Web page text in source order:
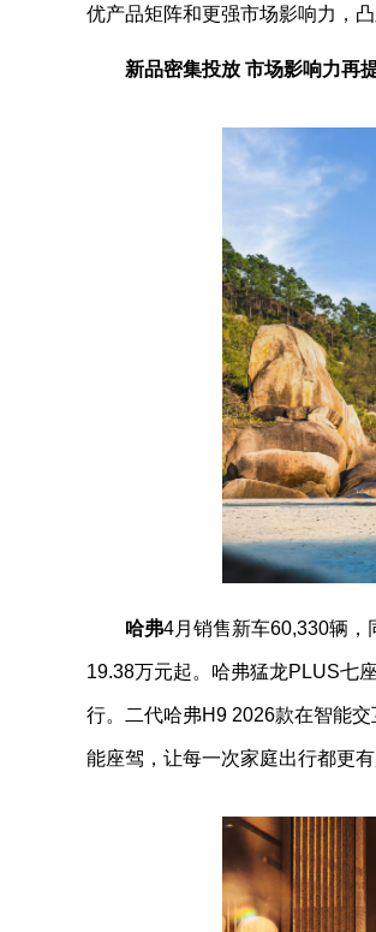
优产品矩阵和更强市场影响力，凸
新品密集投放 市场影响力再
哈弗4月销售新车60,330辆，
19.38万元起。哈弗猛龙PLUS七
行。二代哈弗H9 2026款在智能
能座驾，让每一次家庭出行都更